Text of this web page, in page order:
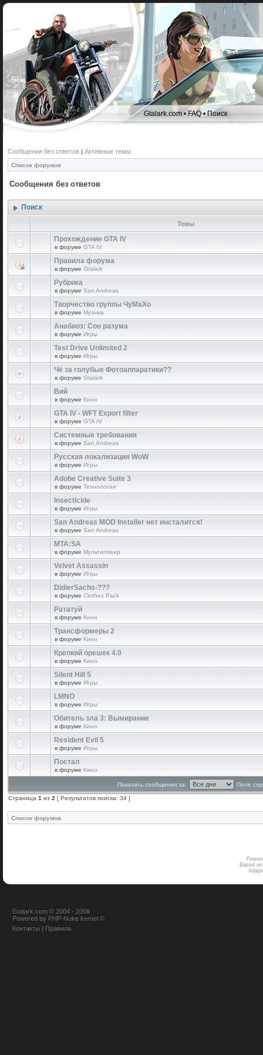
Gtalark.com •FAQ•Поиск
Сообщения без ответов | Активные темы
Список форумов
Сообщения без ответов
Поиск
Темы
Прохождение GTA IV
в форуме GTA IV
Правила форума
в форуме Gtalark
Рубрика
в форуме San Andreas
Творчество группы ЧуМаХо
в форуме Музыка
Анабиоз: Сон разума
в форуме Игры
Test Drive Unlimited 2
в форуме Игры
Чё за голубые Фотоаппаратики??
в форуме Gtalark
Вий
в форуме Кино
GTA IV - WFT Export filter
в форуме GTA IV
Системные требования
в форуме San Andreas
Русская локализация WoW
в форуме Игры
Adobe Creative Suite 3
в форуме Технология
Insecticide
в форуме Игры
San Andreas MOD Installer нет инсталится!
в форуме San Andreas
MTA:SA
в форуме Мультиплеер
Velvet Assassin
в форуме Игры
DidierSachs-???
в форуме Clothes Pack
Рататуй
в форуме Кино
Трансформеры 2
в форуме Кино
Крепкий орешек 4.0
в форуме Кино
Silent Hill 5
в форуме Игры
LMNO
в форуме Игры
Обитель зла 3: Вымирание
в форуме Кино
Resident Evil 5
в форуме Игры
Постал
в форуме Кино
Показать сообщения за: Поле
Страница 1 из 2 [ Результатов поиска: 34 ]
Список форумов
Based
Gtalark.com © 2004 - 2008
Powered by PHP-Nuke kernel ©
Контакты | Правила